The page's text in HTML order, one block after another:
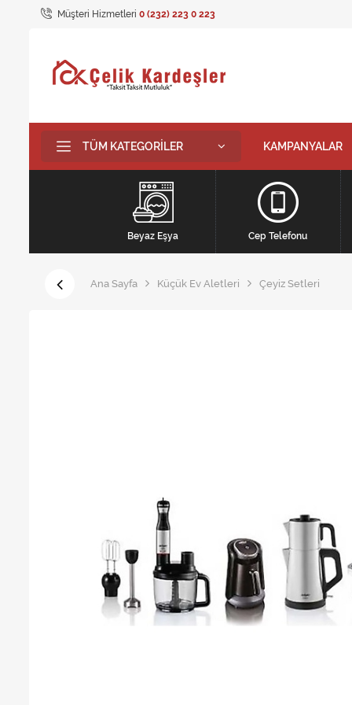
Müşteri Hizmetleri 0 (232) 223 0 223
TÜM KATEGORILER KAMPANYALAR
Beyaz Eşya Cep Telefonu
Ana Sayfa Küçük Ev Aletleri Çeyiz Setleri